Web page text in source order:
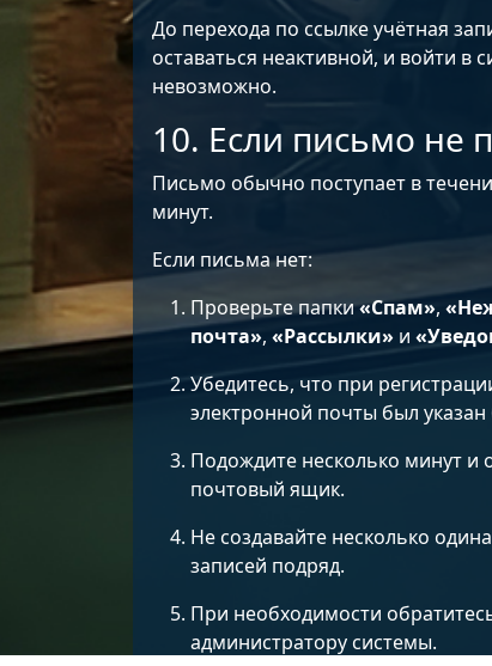
До перехода по ссылке учётная
оставаться неактивной, и войти в
невозможно.
10. Если письмо не
Письмо обычно поступает в
минут.
Если письма нет:
Проверьте папки«Спам»,
почта», «Рассылки» и
Убедитесь, что при
электронной почты был
Подождите несколько минут и
почтовый ящик.
Не создавайте несколько
записей подряд.
При необходимости
администратору системы.